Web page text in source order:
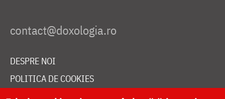
DESPRE NOI
POLITICA DE COOKIES
DONEAZĂ ONLINE PENTRU CATEDRALA NAȚIONALĂ